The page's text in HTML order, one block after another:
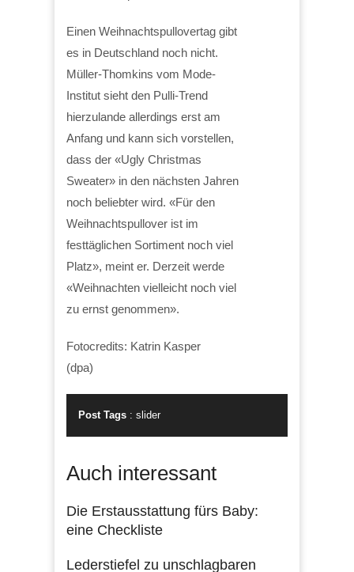
Einen Weihnachtspullovertag gibt
es in Deutschland noch nicht.
Müller-Thomkins vom Mode-
Institut sieht den Pulli-Trend
hierzulande allerdings erst am
Anfang und kann sich vorstellen,
dass der «Ugly Christmas
Sweater» in den nächsten Jahren
noch beliebter wird. «Für den
Weihnachtspullover ist im
festtäglichen Sortiment noch viel
Platz», meint er. Derzeit werde
«Weihnachten vielleicht noch viel
zu ernst genommen».
Fotocredits: Katrin Kasper
(dpa)
Post Tags : slider
Auch interessant
Die Erstausstattung fürs Baby:
eine Checkliste
Lederstiefel zu unschlagbaren